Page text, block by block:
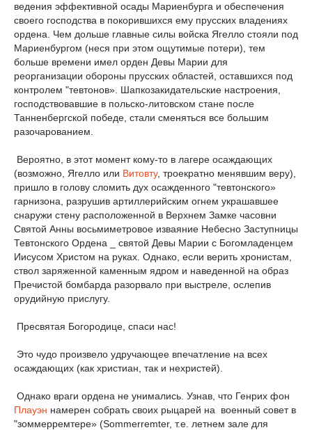
ведения эффективной осады Мариенбурга и обеспечения
своего господства в покорившихся ему прусских владениях
ордена. Чем дольше главные силы войска Ягелло стояли под
Мариенбургом (неся при этом ощутимые потери), тем
больше времени имел орден Девы Марии для
реорганизации обороны прусских областей, оставшихся под
контролем "тевтонов». Шапкозакидательские настроения,
господствовавшие в польско-литовском стане после
Танненбергской победе, стали сменяться все большим
разочарованием.
Вероятно, в этот момент кому-то в лагере осаждающих
(возможно, Ягелло или Витовту, троекратно менявшим веру),
пришло в голову сломить дух осажденного "тевтонского»
гарнизона, разрушив артиллерийским огнем украшавшее
снаружи стену расположенной в Верхнем Замке часовни
Святой Анны восьмиметровое изваяние Небесно Заступницы
Тевтонского Ордена _ святой Девы Марии с Богомладенцем
Иисусом Христом на руках. Однако, если верить хронистам,
ствол заряженной каменным ядром и наведенной на образ
Пречистой бомбарда разорвало при выстреле, ослепив
орудийную прислугу.
Пресвятая Богородице, спаси нас!
Это чудо произвело удручающее впечатление на всех
осаждающих (как христиан, так и нехристей).
Однако враги ордена не унимались. Узнав, что Генрих фон
Плауэн намерен собрать своих рыцарей на военный совет в
"зоммерремтере» (Sommerremter, т.е. летнем зале для